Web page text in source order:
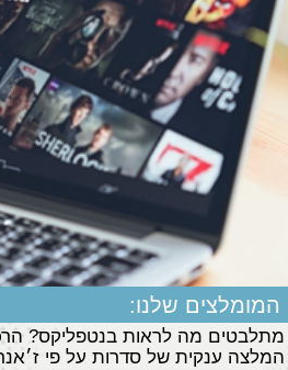
המומלצים שלנו:
מתלבטים מה לראות בנטפליקס?
המלצה ענקית של סדרות על פי